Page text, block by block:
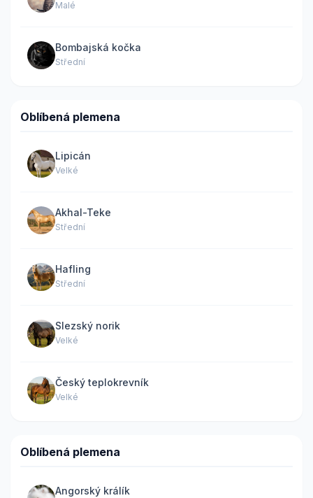
Malé
Bombajská kočka
Střední
Oblíbená plemena
Lipicán
Velké
Akhal-Teke
Střední
Hafling
Střední
Slezský norik
Velké
Český teplokrevník
Velké
Oblíbená plemena
Angorský králík